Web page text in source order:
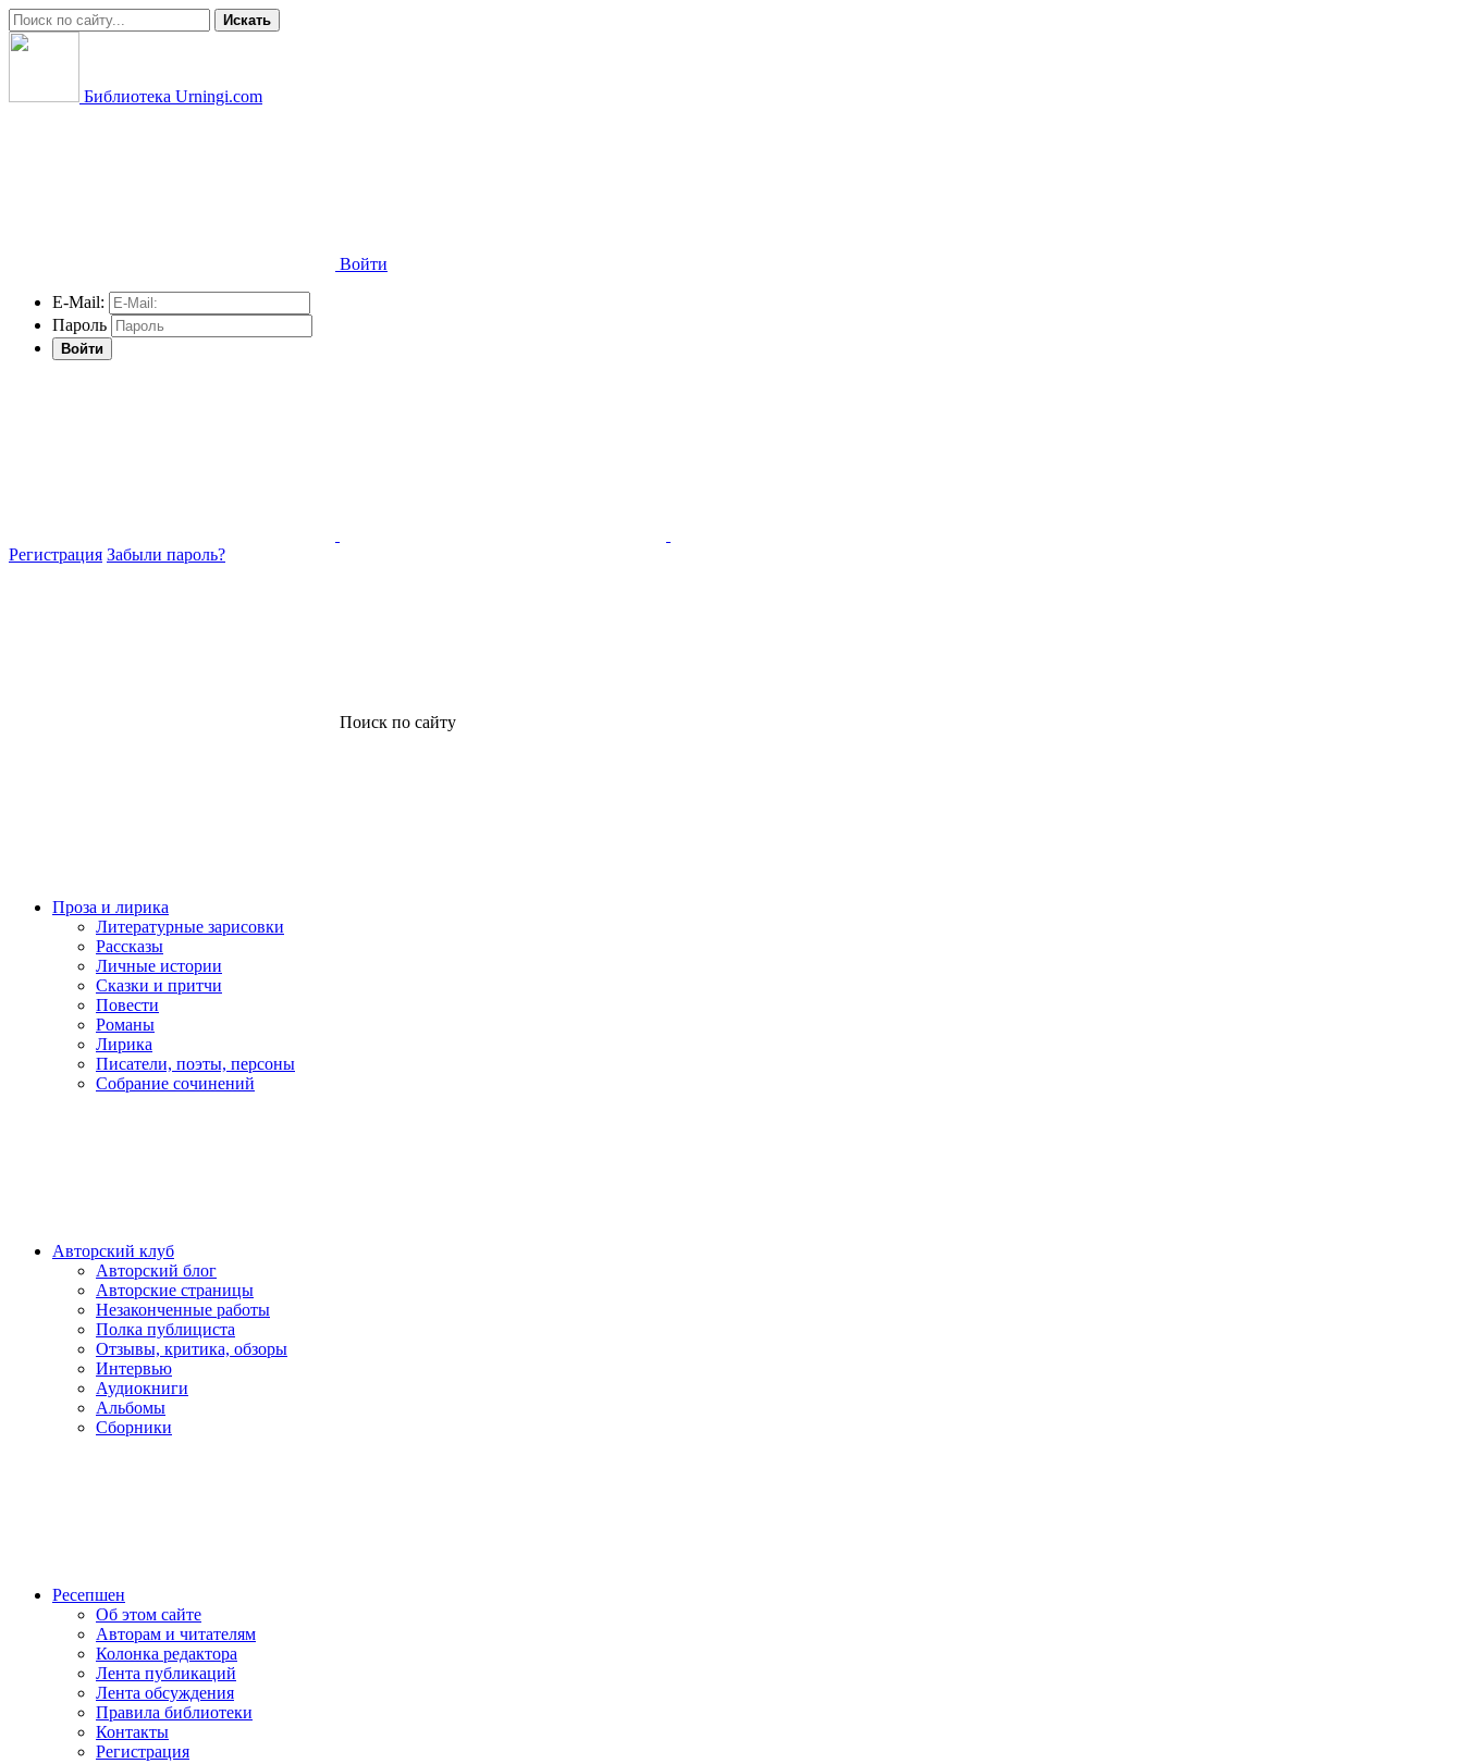
Искать
Библиотека Urningi.com
Войти
E-Mail:
Пароль
Войти
Регистрация Забыли пароль?
Поиск по сайту
Проза и лирика
Литературные зарисовки
Рассказы
Личные истории
Сказки и притчи
Повести
Романы
Лирика
Писатели, поэты, персоны
Собрание сочинений
Авторский клуб
Авторский блог
Авторские страницы
Незаконченные работы
Полка публициста
Отзывы, критика, обзоры
Интервью
Аудиокниги
Альбомы
Сборники
Ресепшен
Об этом сайте
Авторам и читателям
Колонка редактора
Лента публикаций
Лента обсуждения
Правила библиотеки
Контакты
Регистрация